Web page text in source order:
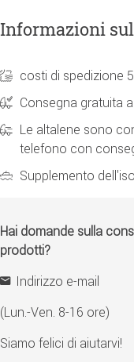
Informazioni
costi di spedizione
Consegna gratuita
Le altalene sono
telefono con
Supplemento
Hai domande sulla
prodotti?
Indirizzo e-mail
(Lun.-Ven. 8-16 ore)
Siamo felici di aiutarvi!